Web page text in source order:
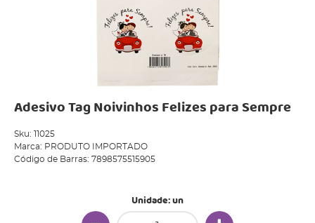
Adesivo Tag Noivinhos Felizes para Sempre
Sku:
11025
Marca: PRODUTO IMPORTADO
Código de Barras: 7898575515905
Unidade: un